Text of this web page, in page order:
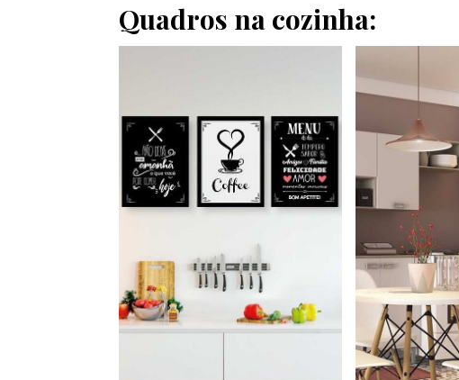
Quadros na cozinha: